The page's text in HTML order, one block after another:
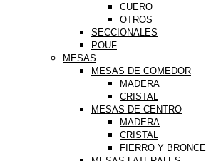
CUERO
OTROS
SECCIONALES
POUF
MESAS
MESAS DE COMEDOR
MADERA
CRISTAL
MESAS DE CENTRO
MADERA
CRISTAL
FIERRO Y BRONCE